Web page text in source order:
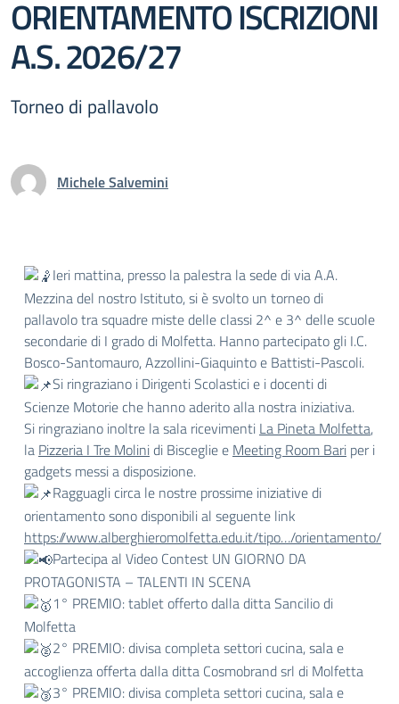
ORIENTAMENTO ISCRIZIONI
A.S. 2026/27
Torneo di pallavolo
Michele Salvemini
Ieri mattina, presso la palestra la sede di via A.A.
Mezzina del nostro Istituto, si è svolto un torneo di
pallavolo tra squadre miste delle classi 2^ e 3^ delle scuole
secondarie di I grado di Molfetta. Hanno partecipato gli I.C.
Bosco-Santomauro, Azzollini-Giaquinto e Battisti-Pascoli.
Si ringraziano i Dirigenti Scolastici e i docenti di
Scienze Motorie che hanno aderito alla nostra iniziativa.
Si ringraziano inoltre la sala ricevimenti La Pineta Molfetta,
la Pizzeria I Tre Molinidi Bisceglie e Meeting Room Bari per i
gadgets messi a disposizione.
Ragguagli circa le nostre prossime iniziative di
orientamento sono disponibili al seguente link
https://www.alberghieromolfetta.edu.it/tipo…/orientamento/
Partecipa al Video Contest UN GIORNO DA
PROTAGONISTA – TALENTI IN SCENA
1° PREMIO: tablet offerto dalla ditta Sancilio di
Molfetta
2° PREMIO: divisa completa settori cucina, sala e
accoglienza offerta dalla ditta Cosmobrand srl di Molfetta
3° PREMIO: divisa completa settori cucina, sala e